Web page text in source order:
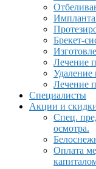
Брекет-
Лечение
Удаление
Лечение
Специалисты
Акции и
Спец.
осмотра.
Оплата